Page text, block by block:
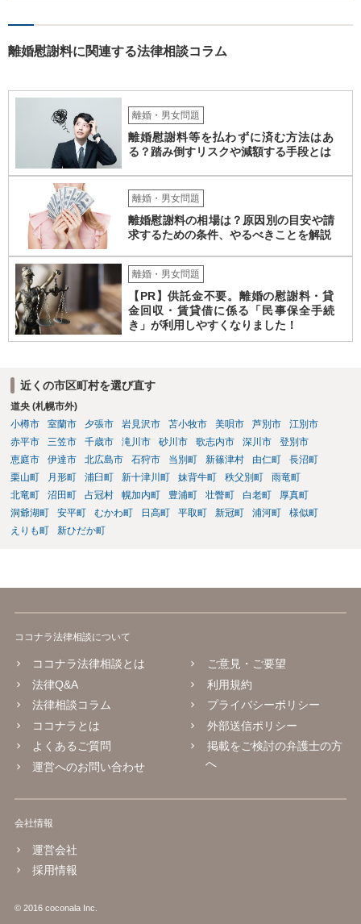
離婚慰謝料に関連する法律相談コラム
離婚・男女問題
離婚慰謝料等を払わずに済む方法はあ
る？踏み倒すリスクや減額する手段とは
離婚・男女問題
離婚慰謝料の相場は？原因別の目安や請
求するための条件、やるべきことを解説
離婚・男女問題
【PR】供託金不要。離婚の慰謝料・貸
金回収・賃貸借に係る「民事保全手続
き」が利用しやすくなりました！
近くの市区町村を選び直す
道央 (札幌市外)
小樽市
室蘭市 夕張市 岩見沢市 苫小牧市 美唄市 芦別市
江別市
赤平市
三笠市 千歳市 滝川市 砂川市 歌志内市 深川市
登別市
恵庭市
伊達市 北広島市 石狩市 当別町 新篠津村 由仁町
長沼町
栗山町
月形町 浦臼町 新十津川町 妹背牛町 秩父別町
雨竜町
北竜町
沼田町 占冠村 幌加内町 豊浦町 壮瞥町 白老町
厚真町
洞爺湖町
安平町 むかわ町 日高町 平取町 新冠町 浦河町
様似町
えりも町
新ひだか町
ココナラ法律相談について
ココナラ法律相談とは
法律Q&A
法律相談コラム
ココナラとは
よくあるご質問
運営へのお問い合わせ
ご意見・ご要望
利用規約
プライバシーポリシー
外部送信ポリシー
掲載をご検討の弁護士の方
へ
会社情報
運営会社
採用情報
© 2016 coconala Inc.